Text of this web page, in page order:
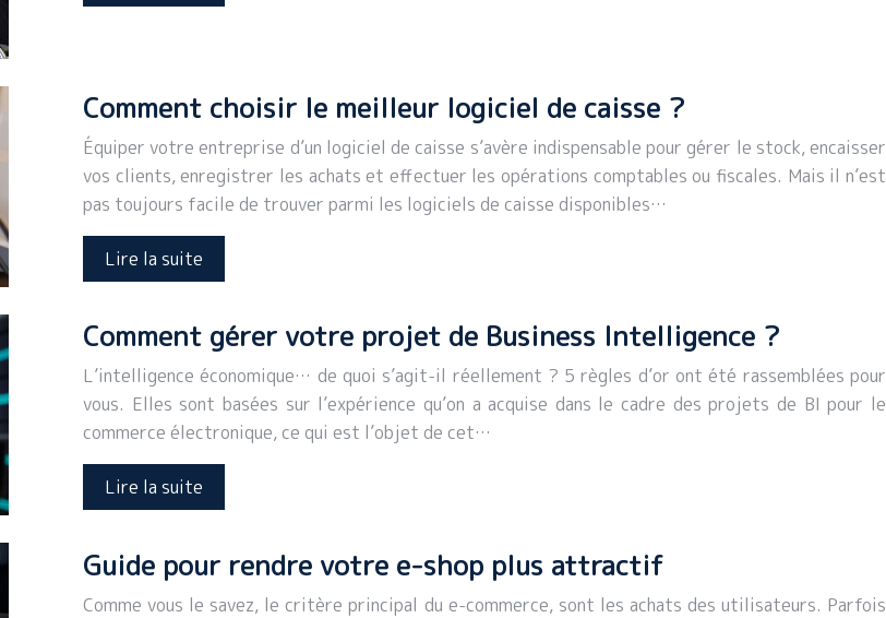
Comment choisir le meilleur logiciel de caisse ?
Équiper votre entreprise d’un logiciel de caisse s’avère indispensable pour gérer le stock, encaisser
vos clients, enregistrer les achats et effectuer les opérations comptables ou fiscales. Mais il n’est
pas toujours facile de trouver parmi les logiciels de caisse disponibles…
Lire la suite
Comment gérer votre projet de Business Intelligence ?
L’intelligence économique… de quoi s’agit-il réellement ? 5 règles d’or ont été rassemblées pour
vous. Elles sont basées sur l’expérience qu’on a acquise dans le cadre des projets de BI pour le
commerce électronique, ce qui est l’objet de cet…
Lire la suite
Guide pour rendre votre e-shop plus attractif
Comme vous le savez, le critère principal du e-commerce, sont les achats des utilisateurs. Parfois